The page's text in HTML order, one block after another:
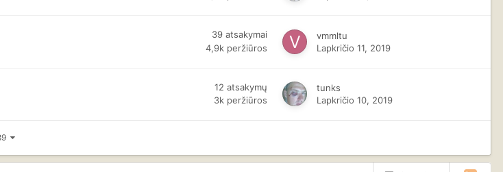
39 atsakymai
4,9k peržiūros
vmmltu
Lapkričio 11, 2019
12 atsakymų
3k peržiūros
tunks
Lapkričio 10, 2019